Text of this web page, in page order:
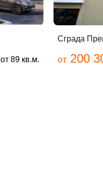
от 89 кв.м.
Сграда
от200